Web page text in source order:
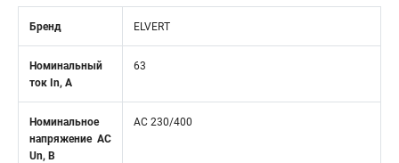
Бренд ELVERT
Номинальный
ток In, А
63
Номинальное
напряжение АС
Un, В
AC 230/400